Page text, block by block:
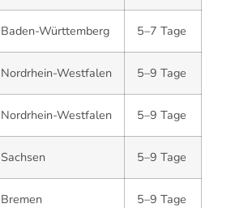
Baden-Württemberg 5–7 Tage
Nordrhein-Westfalen 5–9 Tage
Nordrhein-Westfalen 5–9 Tage
Sachsen 5–9 Tage
Bremen 5–9 Tage